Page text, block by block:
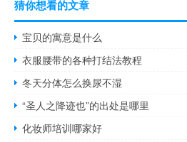
猜你想看的文章
宝贝的寓意是什么
衣服腰带的各种打结法教程
冬天分体怎么换尿不湿
“圣人之降迹也”的出处是哪里
化妆师培训哪家好